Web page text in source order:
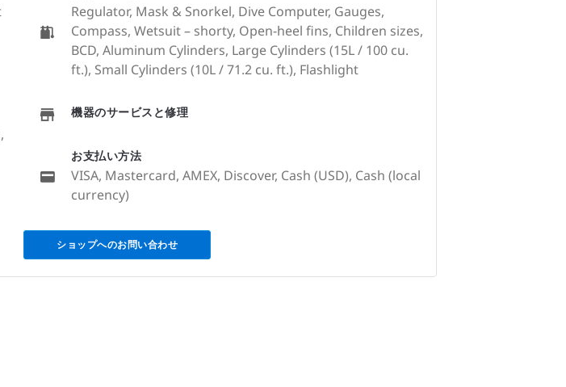
Regulator, Mask & Snorkel, Dive Computer, Gauges,
Compass, Wetsuit – shorty, Open-heel fins, Children sizes,
BCD, Aluminum Cylinders, Large Cylinders (15L / 100 cu.
ft.), Small Cylinders (10L / 71.2 cu. ft.), Flashlight
機器のサービスと修理
お支払い方法
VISA, Mastercard, AMEX, Discover, Cash (USD), Cash (local
currency)
ショップへのお問い合わせ